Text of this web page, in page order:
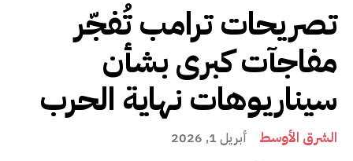
تصريحات ترامب تُفجّر
مفاجآت كبرى بشأن
سيناريوهات نهاية الحرب
الشرق الأوسط أبريل 1, 2026